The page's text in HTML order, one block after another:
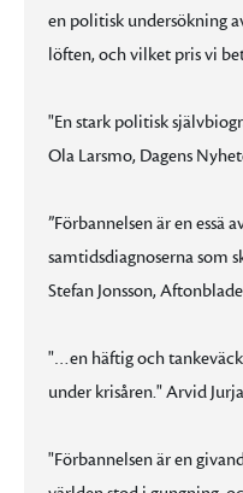
en politisk undersökning
löften, och vilket pris vi
"En stark politisk
Ola Larsmo, Dagens
”Förbannelsen är en essä
samtidsdiagnoserna som
Stefan Jonsson,
"…en häftig och
under krisåren." Arvid
"Förbannelsen är en